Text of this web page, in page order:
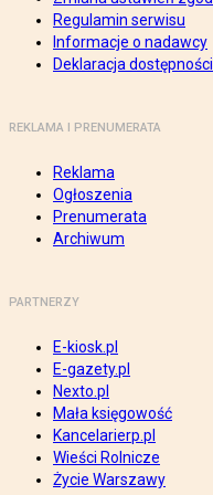
Regulamin serwisu
Informacje o nadawcy
Deklaracja dostępności
REKLAMA I PRENUMERATA
Reklama
Ogłoszenia
Prenumerata
Archiwum
PARTNERZY
E-kiosk.pl
E-gazety.pl
Nexto.pl
Mała księgowość
Kancelarierp.pl
Wieści Rolnicze
Życie Warszawy